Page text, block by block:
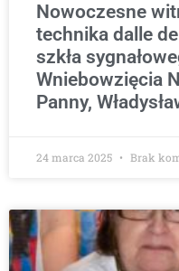
Nowoczesne
technika dalle
szkła
Wniebowzięcia
Panny,
24 marca 2025 Brak